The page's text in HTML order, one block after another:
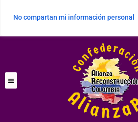
No compartan mi información personal